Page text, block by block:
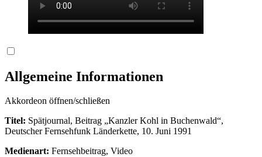
Allgemeine Informationen
Akkordeon öffnen/schließen
Titel: Spätjournal, Beitrag „Kanzler Kohl in Buchenwald“,
Deutscher Fernsehfunk Länderkette, 10. Juni 1991
Medienart: Fernsehbeitrag, Video